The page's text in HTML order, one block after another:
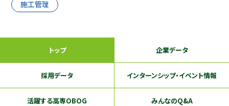
施工管理
トップ 企業データ
採用データ インターンシップ・イベント情報
活躍する高専OBOG みんなのQ&A